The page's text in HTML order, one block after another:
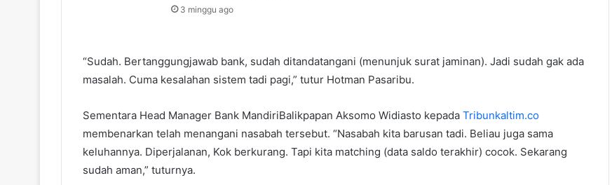
3 minggu ago
“Sudah. Bertanggungjawab bank, sudah ditandatangani (menunjuk surat jaminan). Jadi sudah gak ada
masalah. Cuma kesalahan sistem tadi pagi,” tutur Hotman Pasaribu.
Sementara Head Manager Bank MandiriBalikpapan Aksomo Widiasto kepada Tribunkaltim.co
membenarkan telah menangani nasabah tersebut. “Nasabah kita barusan tadi. Beliau juga sama
keluhannya. Diperjalanan, Kok berkurang. Tapi kita matching (data saldo terakhir) cocok. Sekarang
sudah aman,” tuturnya.